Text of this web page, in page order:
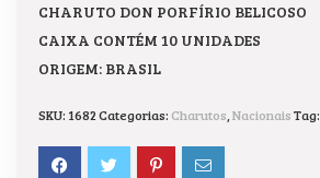
CHARUTO DON PORFÍRIO BELICOSO
CAIXA CONTÉM 10 UNIDADES
ORIGEM: BRASIL
SKU: 1682Categorias: Charutos NacionaisTag: